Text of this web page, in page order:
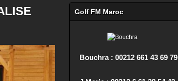
Golf FM Maroc
Bouchra : 00212 661 43 69 79